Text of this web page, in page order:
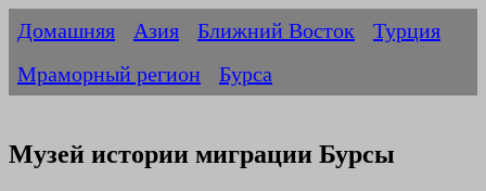
Домашняя Азия Ближний Восток
Турция
Мраморный регион
Бурса
Музей истории миграции Бурсы